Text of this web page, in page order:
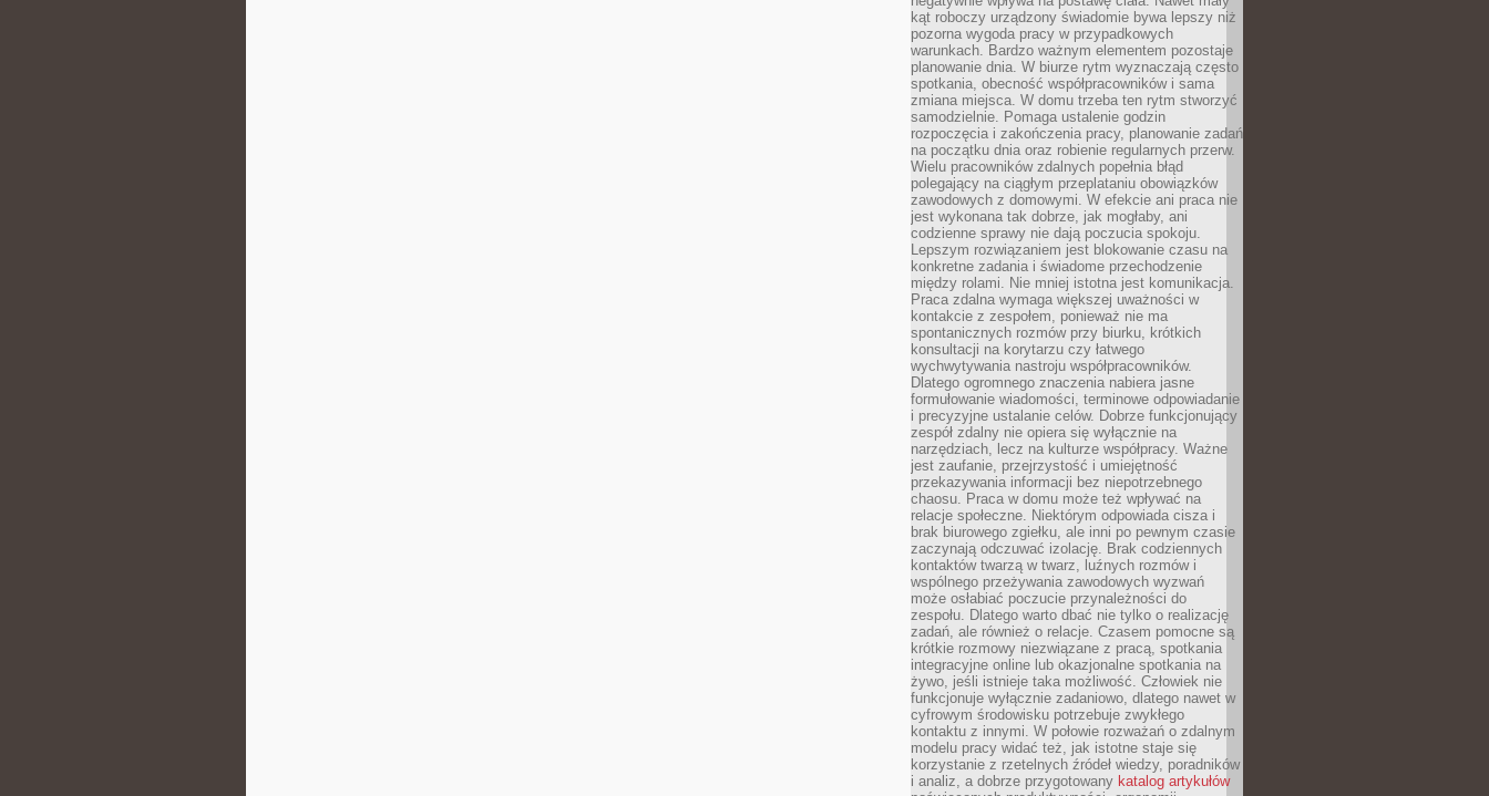
kąt roboczy urządzony świadomie bywa lepszy niż
pozorna wygoda pracy w przypadkowych
warunkach. Bardzo ważnym elementem pozostaje
planowanie dnia. W biurze rytm wyznaczają często
spotkania, obecność współpracowników i sama
zmiana miejsca. W domu trzeba ten rytm stworzyć
samodzielnie. Pomaga ustalenie godzin
rozpoczęcia i zakończenia pracy, planowanie zadań
na początku dnia oraz robienie regularnych przerw.
Wielu pracowników zdalnych popełnia błąd
polegający na ciągłym przeplataniu obowiązków
zawodowych z domowymi. W efekcie ani praca nie
jest wykonana tak dobrze, jak mogłaby, ani
codzienne sprawy nie dają poczucia spokoju.
Lepszym rozwiązaniem jest blokowanie czasu na
konkretne zadania i świadome przechodzenie
między rolami. Nie mniej istotna jest komunikacja.
Praca zdalna wymaga większej uważności w
kontakcie z zespołem, ponieważ nie ma
spontanicznych rozmów przy biurku, krótkich
konsultacji na korytarzu czy łatwego
wychwytywania nastroju współpracowników.
Dlatego ogromnego znaczenia nabiera jasne
formułowanie wiadomości, terminowe odpowiadanie
i precyzyjne ustalanie celów. Dobrze funkcjonujący
zespół zdalny nie opiera się wyłącznie na
narzędziach, lecz na kulturze współpracy. Ważne
jest zaufanie, przejrzystość i umiejętność
przekazywania informacji bez niepotrzebnego
chaosu. Praca w domu może też wpływać na
relacje społeczne. Niektórym odpowiada cisza i
brak biurowego zgiełku, ale inni po pewnym czasie
zaczynają odczuwać izolację. Brak codziennych
kontaktów twarzą w twarz, luźnych rozmów i
wspólnego przeżywania zawodowych wyzwań
może osłabiać poczucie przynależności do
zespołu. Dlatego warto dbać nie tylko o realizację
zadań, ale również o relacje. Czasem pomocne są
krótkie rozmowy niezwiązane z pracą, spotkania
integracyjne online lub okazjonalne spotkania na
żywo, jeśli istnieje taka możliwość. Człowiek nie
funkcjonuje wyłącznie zadaniowo, dlatego nawet w
cyfrowym środowisku potrzebuje zwykłego
kontaktu z innymi. W połowie rozważań o zdalnym
modelu pracy widać też, jak istotne staje się
korzystanie z rzetelnych źródeł wiedzy, poradników
i analiz, a dobrze przygotowany katalog artykułów